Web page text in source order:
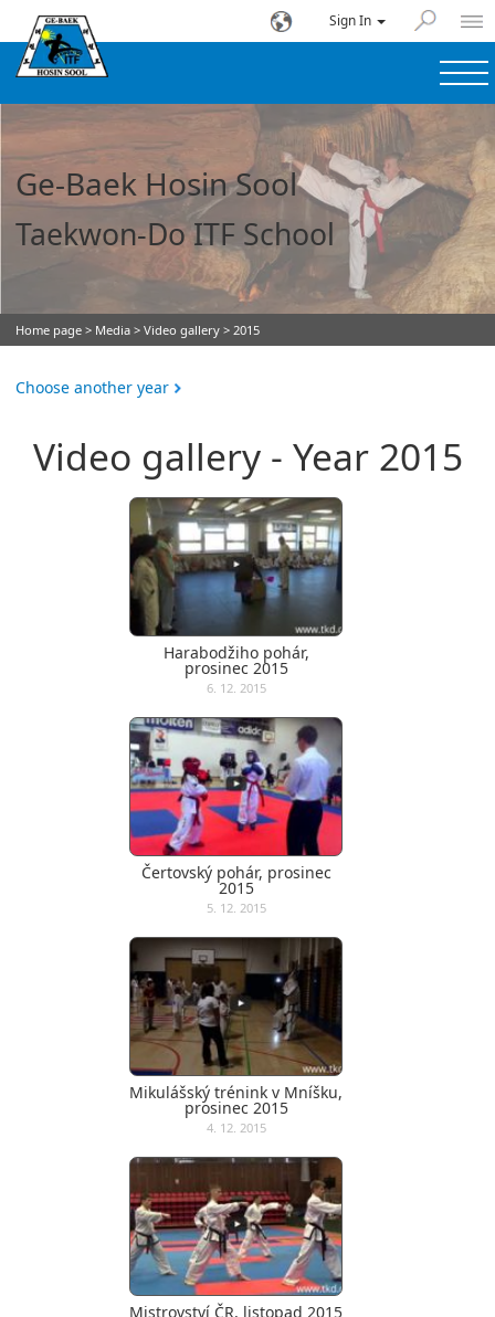
Sign In
Ge-Baek Hosin Sool
Taekwon-Do ITF School
Home page > Media > Video gallery > 2015
Choose another year
Video gallery - Year 2015
Harabodžiho pohár,
prosinec 2015
6. 12. 2015
Čertovský pohár, prosinec
2015
5. 12. 2015
Mikulášský trénink v Mníšku,
prosinec 2015
4. 12. 2015
Mistrovství ČR, listopad 2015